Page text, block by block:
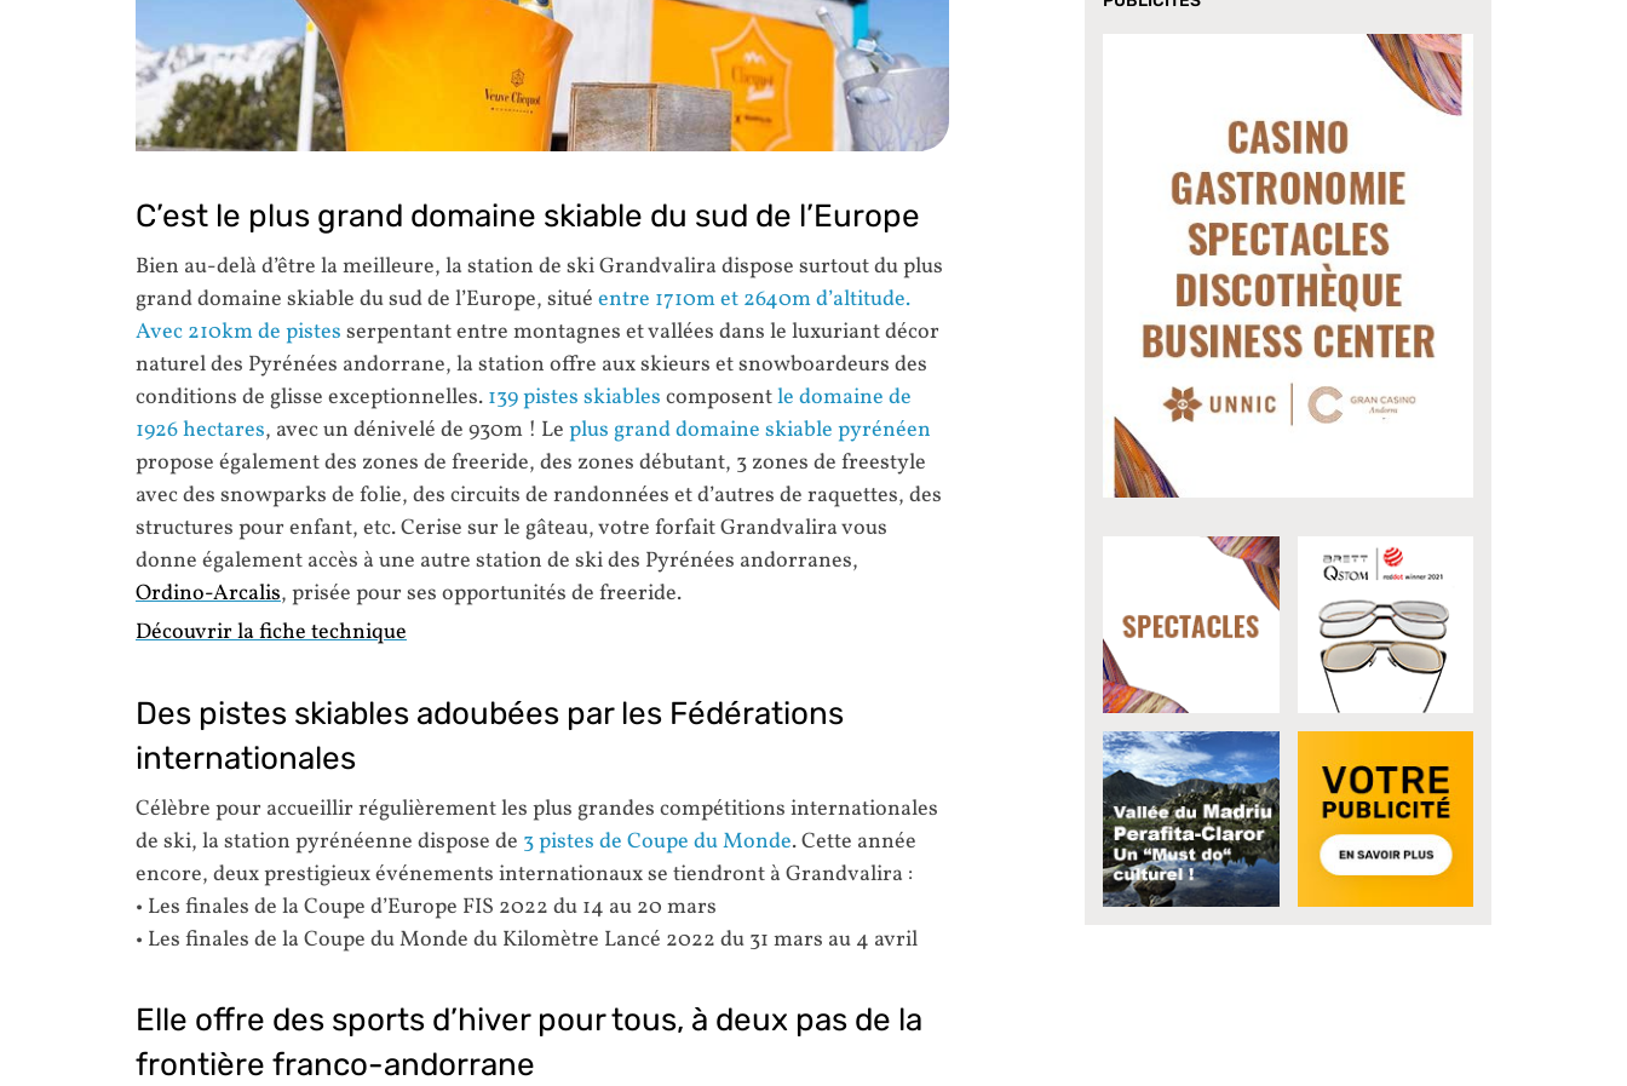
C’est le plus grand domaine skiable du sud de l’Europe
Bien au-delà d’être la meilleure, la station de ski Grandvalira dispose surtout du plus
grand domaine skiable du sud de l’Europe, situé entre 1710m et 2640m d’altitude.
Avec 210km de pistes serpentant entre montagnes et vallées dans le luxuriant décor
naturel des Pyrénées andorrane, la station offre aux skieurs et snowboardeurs des
conditions de glisse exceptionnelles. 139 pistes skiables composentle domaine de
1926 hectares, avec un dénivelé de 930m ! Le plus grand domaine skiable pyrénéen
propose également des zones de freeride, des zones débutant, 3 zones de freestyle
avec des snowparks de folie, des circuits de randonnées et d’autres de raquettes, des
structures pour enfant, etc. Cerise sur le gâteau, votre forfait Grandvalira vous
donne également accès à une autre station de ski des Pyrénées andorranes,
Ordino-Arcalis, prisée pour ses opportunités de freeride.
Découvrir la fiche technique
Des pistes skiables adoubées par les Fédérations
internationales
Célèbre pour accueillir régulièrement les plus grandes compétitions internationales
de ski, la station pyrénéenne dispose de 3 pistes de Coupe du Monde. Cette année
encore, deux prestigieux événements internationaux se tiendront à Grandvalira :
• Les finales de la Coupe d’Europe FIS 2022 du 14 au 20 mars
• Les finales de la Coupe du Monde du Kilomètre Lancé 2022 du 31 mars au 4 avril
Elle offre des sports d’hiver pour tous, à deux pas de la
frontière franco-andorrane